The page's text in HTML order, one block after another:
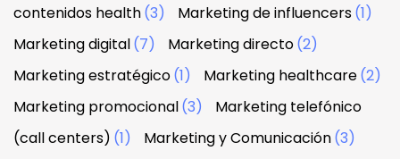
contenidos health(3) Marketing de influencers(1)
Marketing digital(7) Marketing directo(2)
Marketing estratégico(1) Marketing healthcare(2)
Marketing promocional(3)
Marketing telefónico
(call centers) (1) Marketing y Comunicación(3)